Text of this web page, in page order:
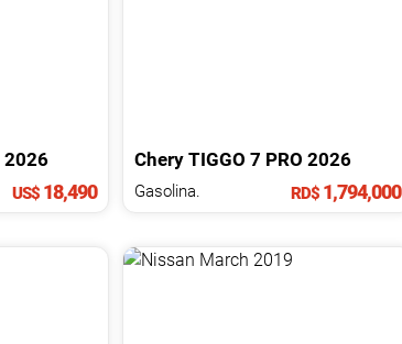
2026
US$ 18,490
Chery TIGGO 7 PRO 2026
Gasolina. RD$1,794,000